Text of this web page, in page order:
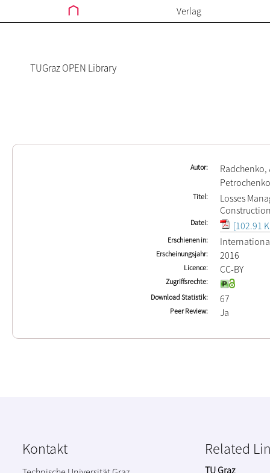
Verlag
TUGraz OPEN Library
Autor
Radchenko,
Titel
Losses
Datei [102.91
Erschienen in
Erscheinungsjahr 2016
Licence CC-BY
Zugriffsrechte
Download Statistik
67
Peer Review Ja
Kontakt Related
TU Graz